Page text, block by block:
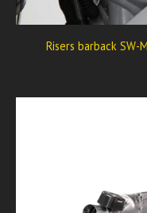
Risers barback